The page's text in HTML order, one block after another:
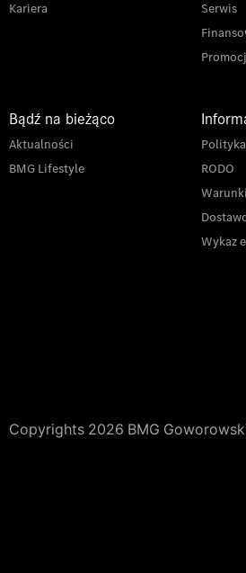
Kariera
Serwis
Bądź na bieżąco
Aktualności
BMG Lifestyle
RODO
Wykaz
Copyrights 2026 BMG